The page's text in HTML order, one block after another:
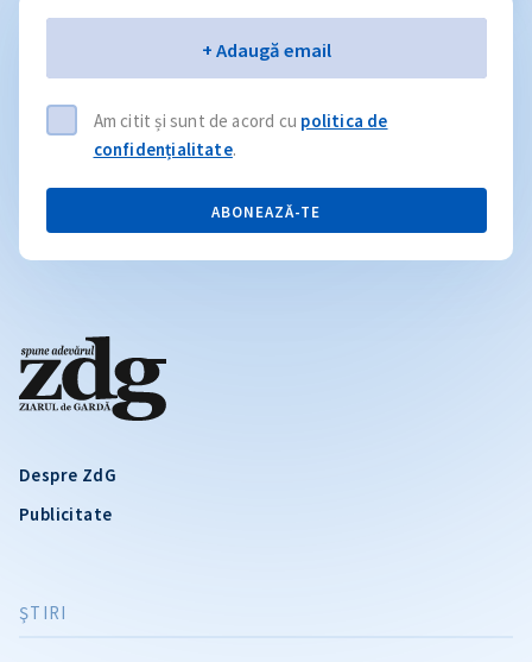
Despre ZdG
Publicitate
ŞTIRI
+ Adaugă email
Am citit și sunt de acord cu politica de
confidențialitate.
ABONEAZĂ-TE